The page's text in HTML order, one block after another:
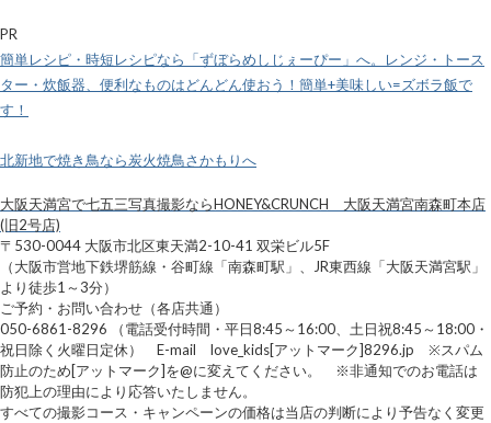
PR
簡単レシピ・時短レシピなら「ずぼらめしじぇーぴー」へ。レンジ・トース
ター・炊飯器、便利なものはどんどん使おう！簡単+美味しい=ズボラ飯で
す！
北新地で焼き鳥なら炭火焼鳥さかもりへ
大阪天満宮で七五三写真撮影ならHONEY&CRUNCH 大阪天満宮南森町本店
(旧2号店)
〒530-0044 大阪市北区東天満2-10-41 双栄ビル5F
（大阪市営地下鉄堺筋線・谷町線「南森町駅」、JR東西線「大阪天満宮駅」
より徒歩1～3分）
ご予約・お問い合わせ（各店共通）
050-6861-8296 （電話受付時間・平日8:45～16:00、土日祝8:45～18:00・
祝日除く火曜日定休） E-mail love_kids[アットマーク]8296.jp ※スパム
防止のため[アットマーク]を@に変えてください。 ※非通知でのお電話は
防犯上の理由により応答いたしません。
すべての撮影コース・キャンペーンの価格は当店の判断により予告なく変更